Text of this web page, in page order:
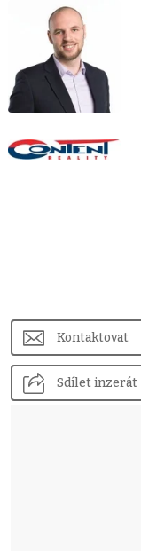
Kontaktovat
Sdílet inzerát